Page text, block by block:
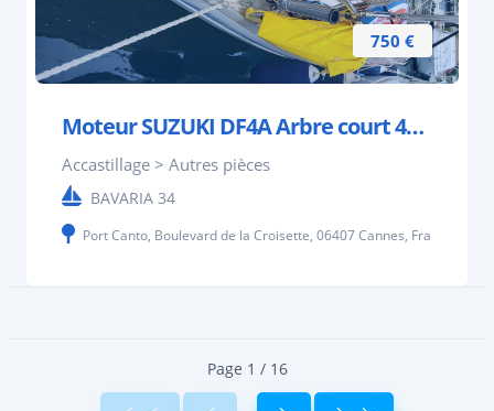
750 €
Moteur SUZUKI DF4A Arbre court 4cv état neuf 2023
Accastillage > Autres pièces
BAVARIA 34
Port Canto, Boulevard de la Croisette, 06407 Cannes, France
Page 1 / 16